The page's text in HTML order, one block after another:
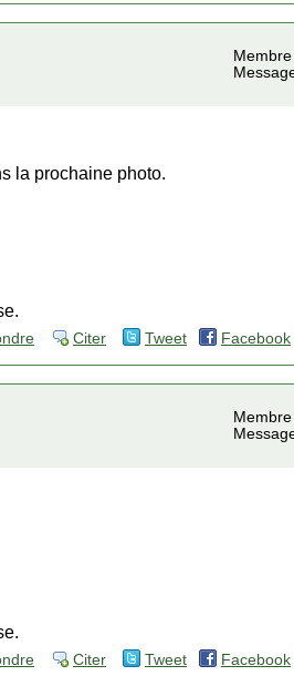
la prochaine photo.
Citer Tweet Facebook
Citer Tweet Facebook